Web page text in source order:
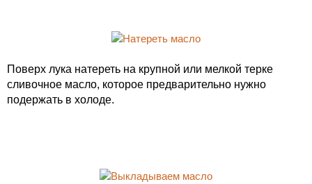
Поверх лука натереть на крупной или мелкой терке
сливочное масло, которое предварительно нужно
подержать в холоде.